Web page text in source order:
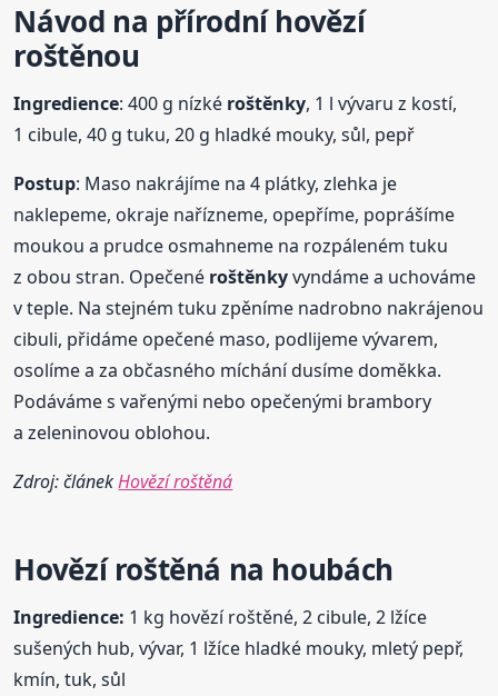
Návod na přírodní hovězí
roštěnou
Ingredience: 400 g nízké roštěnky, 1 l vývaru z kostí,
1 cibule, 40 g tuku, 20 g hladké mouky, sůl, pepř
Postup: Maso nakrájíme na 4 plátky, zlehka je
naklepeme, okraje nařízneme, opepříme, poprášíme
moukou a prudce osmahneme na rozpáleném tuku
z obou stran. Opečené roštěnkyvyndáme a uchováme
v teple. Na stejném tuku zpěníme nadrobno nakrájenou
cibuli, přidáme opečené maso, podlijeme vývarem,
osolíme a za občasného míchání dusíme doměkka.
Podáváme s vařenými nebo opečenými brambory
a zeleninovou oblohou.
Zdroj: článekHovězí roštěná
Hovězí roštěná na houbách
Ingredience: 1 kg hovězí roštěné, 2 cibule, 2 lžíce
sušených hub, vývar, 1 lžíce hladké mouky, mletý pepř,
kmín, tuk, sůl